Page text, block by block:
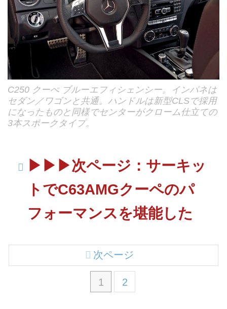
C250 クーぺ ブルーエフィシェンシー。インパネは
セダン／ワゴンと共通。ハンドルは新型CLSで採用
になったものと同様でセンターがクローム仕立ての
3本スポークタイプ。
▶︎▶︎▶︎次ページ：サーキッ
トでC63AMGクーペのパ
フォーマンスを堪能した
1 2
次ページ